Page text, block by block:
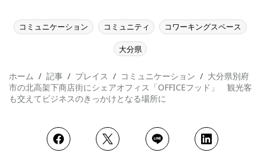
コミュニケーション コミュニティ コワーキングスペース
大分県
ホーム 記事 プレイス コミュニケーション
大分県別府
市の北高架下商店街にシェアオフィス「OFFICEフッド」 観光客
も交えてビジネスのきっかけとなる場所に